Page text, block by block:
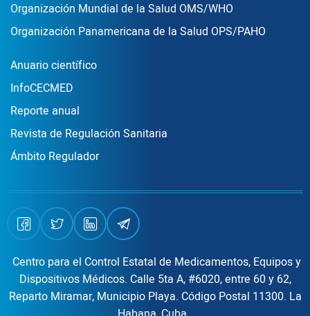
Organización Mundial de la Salud OMS/WHO
Organización Panamericana de la Salud OPS/PAHO
Publicaciones
Anuario científico
InfoCECMED
Reporte anual
Revista de Regulación Sanitaria
Ámbito Regulador
Centro para el Control Estatal de Medicamentos, Equipos y
Dispositivos Médicos. Calle 5ta A, #6020, entre 60 y 62,
Reparto Miramar, Municipio Playa. Código Postal 11300. La